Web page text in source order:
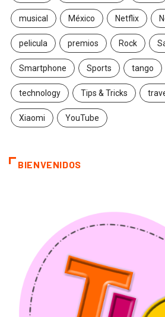
musical México Netflix
pelicula premios Rock
Smartphone Sports tango
technology Tips & Tricks
Xiaomi YouTube
BIENVENIDOS